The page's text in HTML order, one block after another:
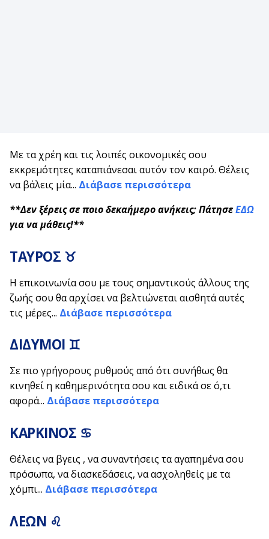
Με τα χρέη και τις λοιπές οικονομικές σου
εκκρεμότητες καταπιάνεσαι αυτόν τον καιρό. Θέλεις
να βάλεις μία... Διάβασε περισσότερα
**Δεν ξέρεις σε ποιο δεκαήμερο ανήκεις; ΠάτησεΕΔΩ
για να μάθεις!**
ΤΑΥΡΟΣ ♉
Η επικοινωνία σου με τους σημαντικούς άλλους της
ζωής σου θα αρχίσει να βελτιώνεται αισθητά αυτές
τις μέρες... Διάβασε περισσότερα
ΔΙΔΥΜΟΙ ♊
Σε πιο γρήγορους ρυθμούς από ότι συνήθως θα
κινηθεί η καθημερινότητα σου και ειδικά σε ό,τι
αφορά... Διάβασε περισσότερα
ΚΑΡΚΙΝΟΣ ♋
Θέλεις να βγεις , να συναντήσεις τα αγαπημένα σου
πρόσωπα, να διασκεδάσεις, να ασχοληθείς με τα
χόμπι... Διάβασε περισσότερα
ΛΕΩΝ ♌